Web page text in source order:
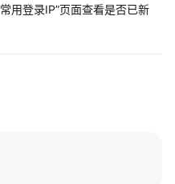
常用登录IP”页面查看是否已新